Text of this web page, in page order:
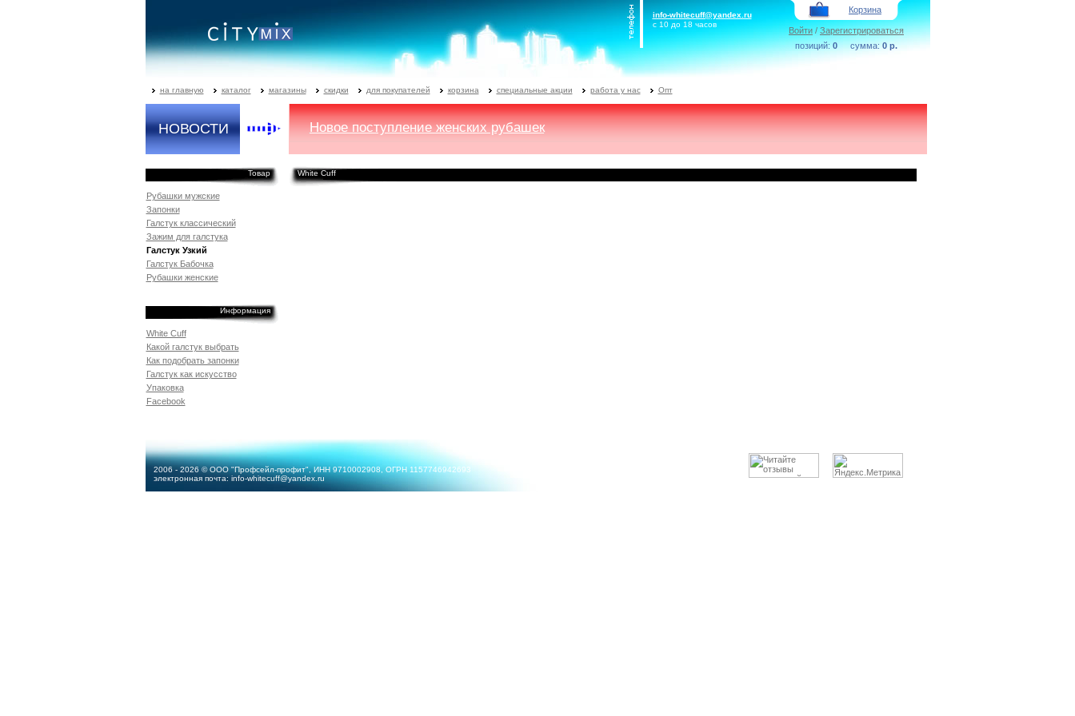
info-whitecuff@yandex.ru
с 10 до 18 часов
Корзина
Войти/Зарегиcтрироваться
позиций:0 сумма:0 р.
на главную каталог магазины скидки для покупателей корзина специальные акции работа у нас Опт
НОВОСТИ Новое поступление женских рубашек
Товар
Рубашки мужские
Запонки
Галстук классический
Зажим для галстука
Галстук Узкий
Галстук Бабочка
Рубашки женские
Информация
White Cuff
Какой галстук выбрать
Как подобрать запонки
Галстук как искусство
Упаковка
Facebook
White Cuff
2006 - 2026 © ООО "Профсейл-профит", ИНН 9710002908, ОГРН 1157746942693
электронная почта: info-whitecuff@yandex.ru